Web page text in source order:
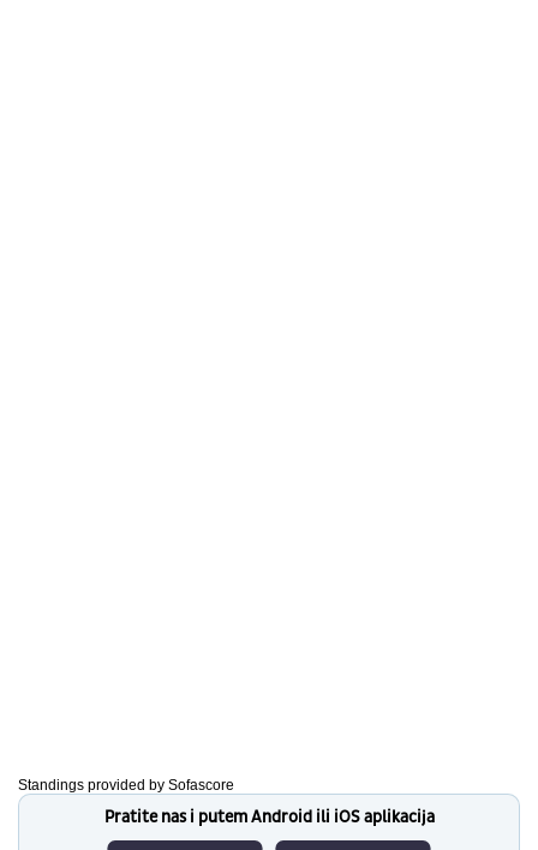
Standings provided by Sofascore
Pratite nas i putem Android ili iOS aplikacija